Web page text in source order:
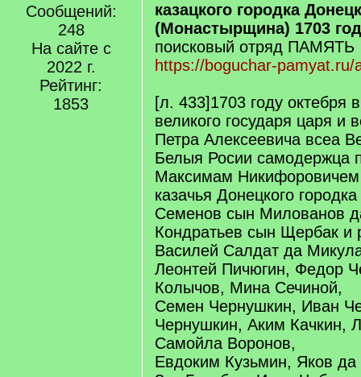
Сообщений:
248
На сайте с
2022 г.
Рейтинг:
1853
казацкого городка
(Монастырщина) 1703
поисковый отряд ПАМЯТЬ
https://boguchar-
[л. 433]1703 году октебря
великого государя царя и
Петра Алексеевича всеа
Белыя Росии самодержца
Максимам
казачья Донецкого
Семенов сын Милованов
Кондратьев сын Щербак и
Василей Салдат да
Леонтей Пичюгин, Федор
Колычов, Мина Сечиной,
Семен Чернушкин, Иван
Чернушкин, Аким Качкин,
Самойла Воронов,
Евдоким Кузьмин, Яков